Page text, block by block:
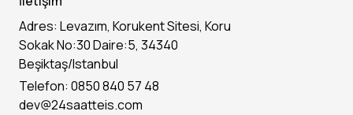
Adres: Levazım, Korukent Sitesi, Koru
Sokak No:30 Daire:5, 34340
Beşiktaş/Istanbul
Telefon: 0850 840 57 48
dev@24saatteis.com